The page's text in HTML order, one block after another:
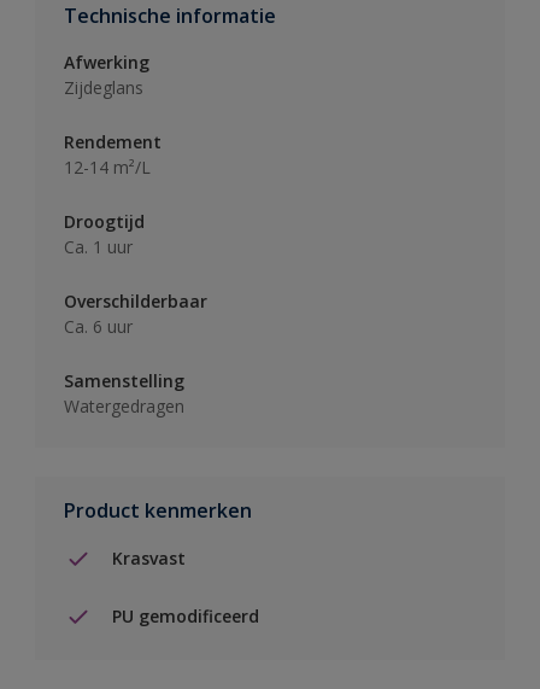
Technische informatie
Afwerking
Zijdeglans
Rendement
12-14 m²/L
Droogtijd
Ca. 1 uur
Overschilderbaar
Ca. 6 uur
Samenstelling
Watergedragen
Product kenmerken
Krasvast
PU gemodificeerd